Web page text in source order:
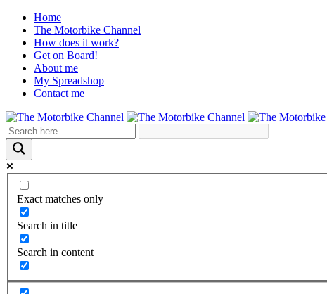
Home
The Motorbike Channel
How does it work?
Get on Board!
About me
My Spreadshop
Contact me
Exact matches only
Search in title
Search in content